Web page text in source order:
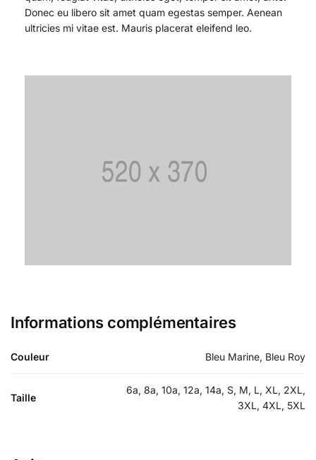
Donec eu libero sit amet quam egestas semper. Aenean
ultricies mi vitae est. Mauris placerat eleifend leo.
Informations complémentaires
Couleur Bleu Marine, Bleu Roy
Taille
6a, 8a, 10a, 12a, 14a, S, M, L, XL, 2XL,
3XL, 4XL, 5XL